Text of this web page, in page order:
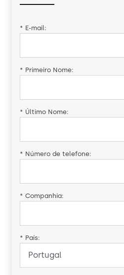
* E-mail:
* Primeiro Nome:
* Último Nome:
* Número de telefone:
* Companhia:
* País: